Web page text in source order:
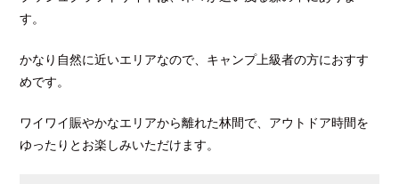
す。
かなり自然に近いエリアなので、キャンプ上級者の方におすす
めです。
ワイワイ賑やかなエリアから離れた林間で、アウトドア時間を
ゆったりとお楽しみいただけます。